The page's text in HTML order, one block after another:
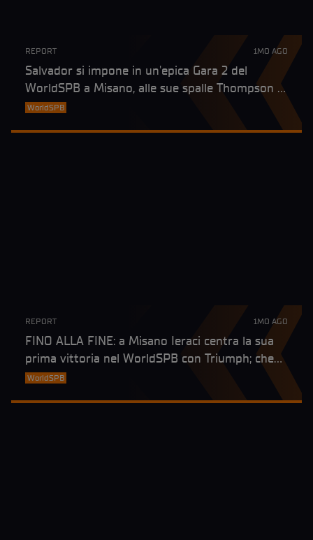
REPORT 1MO AGO
Salvador si impone in un'epica Gara 2 del
WorldSPB a Misano, alle sue spalle Thompson e
Seabright
WorldSPB
REPORT 1MO AGO
FINO ALLA FINE: a Misano Ieraci centra la sua
prima vittoria nel WorldSPB con Triumph; che
podio al debutto per la wildcard Bianchi!
WorldSPB